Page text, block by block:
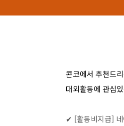
콘코에서 추천드
대외활동에 관심
✔ [활동비지급]